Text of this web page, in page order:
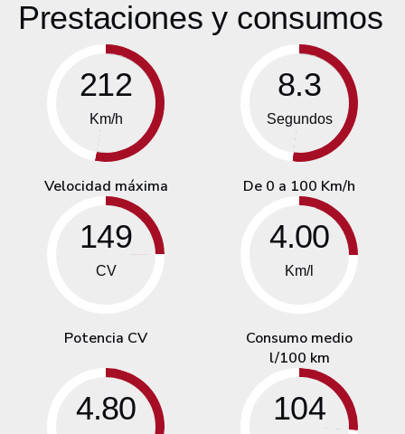
Prestaciones y consumos
212
Km/h
Velocidad máxima
8.3
Segundos
De 0 a 100 Km/h
149
CV
Potencia CV
4.00
Km/l
Consumo medio
l/100 km
4.80 104